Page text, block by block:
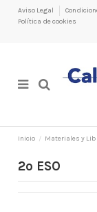
Aviso Legal
Política de cookies
Inicio Materiales y
2º ESO